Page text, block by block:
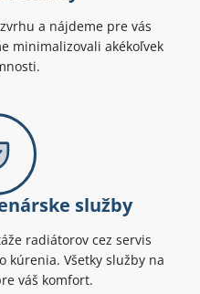
a nájdeme pre vás
minimalizovali akékoľvek
služby
radiátorov cez servis
kúrenia. Všetky služby na
váš komfort.